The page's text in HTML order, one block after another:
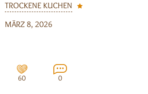
TROCKENE KUCHEN
MÄRZ 8, 2026
60 0